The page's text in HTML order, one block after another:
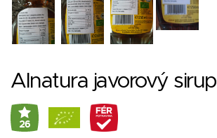
Alnatura javorový sirup
26